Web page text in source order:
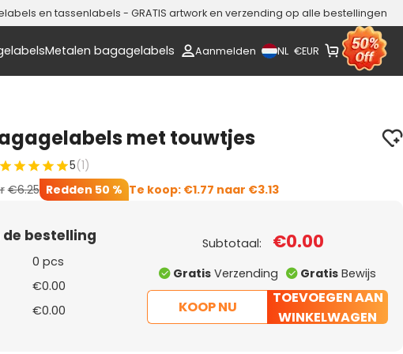
en tassenlabels - GRATIS artwork en verzending op alle bestellingen
Metalen bagagelabels Aanmelden NL €EUR
met touwtjes
5(1)
€6.25 Redden 50 % Te koop: €1.77 naar €3.13
bestelling
0 pcs
€0.00
€0.00
Subtotaal: €0.00
GratisVerzending GratisBewijs
KOOP NU
TOEVOEGEN AAN
WINKELWAGEN